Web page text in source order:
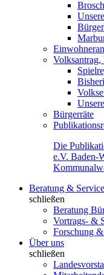
Volksantrag,
Bürgerräte
Die
e.V. Baden-
Beratung & Service
schließen
Beratung
Vortrags- &
Forschung
Über uns
schließen